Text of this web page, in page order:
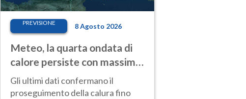
PREVISIONE 8 Agosto 2026
Meteo, la quarta ondata di
calore persiste con massime
sempre molto elevate
Gli ultimi dati confermano il
proseguimento della calura fino